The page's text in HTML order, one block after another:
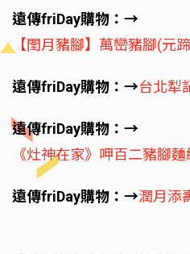
遠傳friDay購物：→
【閏月豬腳】萬巒豬腳(元
遠傳friDay購物：→台北犁
遠傳friDay購物：→
《灶神在家》呷百二豬腳
遠傳friDay購物：→潤月添